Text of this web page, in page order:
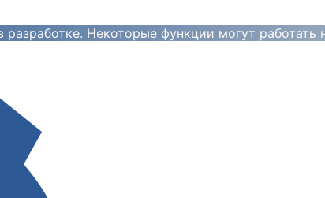
разработке. Некоторые функции могут работать